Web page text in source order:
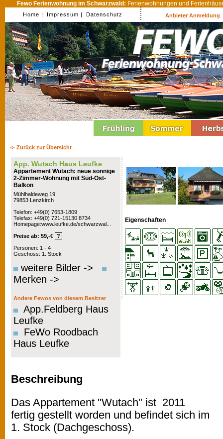
Fewo Ferienwohnung im Schwarzwald: Ferienwohnungen und
Home | Impressum | Datenschutz Anbieter Anmeldung
<- Zurück zur Übersicht
App. Wutach Haus Leufke
Appartement Wutach: neue sonnige
2-Zimmer-Wohnung mit Süd-Ost-
Balkon
Mühlhaldeweg 19
79853 Lenzkirch
Telefon: +49(0) 7653-1809
Telefax: +49(0) 721-15130 8734
Homepage:www.leufke.de/schwarzwal...
Preise ab: 59,-€ ?
Personen: 1 - 4
Geschoss: 1. Stock
weitere Bilder ->
Merken ->
Andere Fewos von diesem Besitzer
App.Feldberg Haus
Leufke
FeWo Roodbach
Haus Leufke
Eigenschaften
Beschreibung
Das Appartement "Wutach" ist 2011
fertig gestellt worden und befindet sich im
1. Stock (Dachgeschoss).